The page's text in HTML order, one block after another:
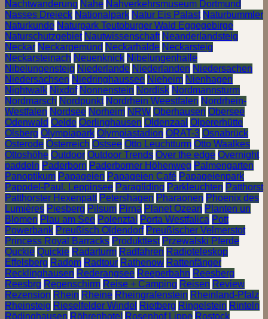
Nachtwanderung Nahe Nahverkehrsmuseum Dortmund
Nasses Dreieck Nationalpark Natur Eis Palast Naturbummler
Naturkunde Naturpark Teutoburger Wald Eggegebirge
Naturschutzgebiet Nautwissenschaft Neanderlandsteig
Neckar Neckargemünd Neckarhalde Neckarsteig
Neckarsteinach Neuenknick Nibelungenhalle
Nibelungensteig Niederlande Niederlanden Niedersachen
Niedersachsen Niedringhaussee Nieheim Nienhagen
Nightwalk Nixdof Nonnenstein Nordisk Nordmannsturm
Nordmarsch Nordpunkt Nordrhein Weestfalen Nordrhein-
Westfalen Nordsee Norheim NRW Oberhausen Obersee
Odenwald Oelde Oerlinghausen Oldenzaal Olpererhütte
Olsberg Olympiapark Olympiastadion ORAT-3 Osnabrück
Osterode Österreich Ostsee Otto Leuchtturm Otto Waalkes
Ottoshöhe Outdoor Outdoor Trends Over the edge Overnight
paddeln Paderborn Paderborner Höhenweg Palmengarten
Panoptikum Papageien Papageien Café Papageienpark
Pappdel-Paul. Leppinsee Paragliding Parkleuchten Patthorst
Patthorster Hexenpatt Petershagen Pharaonen Phoenix des
Lumières Piesberg Pilsum Pirna Planet Ozean Planten un
Blomen Plau am See Polenztal Porta Westfalica Pott
Powerbank Preußisch Oldendorf Preußischer Velmerstot
Princess Royal Barracks Produkttest Przewalski Pferde
Quckie Quickie Radarturm Radfahren Radioteleskop
Effelsberg Radom Radtour Rathenow Rattenfänger
Recklinghausen Rederangsee Reeperbahn Reesberg
Reesbrg Regenschirm Reise + Camping Reisen Review
Rezension Rhein Rheine Rheingrafenstein Rheinland-Pfalz
Rheinsteig Rieselfelder Windel Rietberg Ringelstein Rinteln
Rödinghausen Röhrenhotel Rosenhof Lippe Rostock